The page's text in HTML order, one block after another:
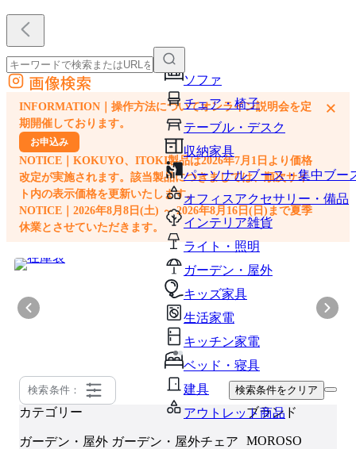
ソファ
チェア・椅子
テーブル・デスク
収納家具
パーソナルブース・集中ブー
オフィスアクセサリー・備品
インテリア雑貨
ライト・照明
ガーデン・屋外
キッズ家具
生活家電
キッチン家電
ベッド・寝具
建具
アウトレット商品
外部サイトの商品をカートに追加
他のサイトで見つけた商品ページのURLを貼り付けて、カートに追加できます
画像検索
INFORMATION｜操作方法についてオンライン説明会を定
期開催しております。
お申込み
NOTICE｜KOKUYO、ITOKI製品は2026年7月1日より価格
改定が実施されます。該当製品につきましては、順次サイ
ト内の表示価格を更新いたします。
NOTICE｜2026年8月8日(土) ～ 2026年8月16日(日)まで夏季
休業とさせていただきます。
×
検索条件： 検索条件をクリア
カテゴリー
ガーデン・屋外 ガーデン・屋外チェア
ブランド
MOROSO